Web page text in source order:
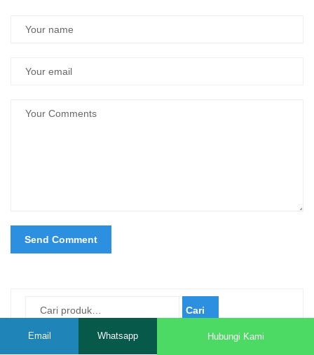
Cari
Email Whatsapp Hubungi Kami